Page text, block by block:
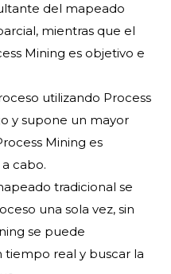
del mapeado
mientras que el
Mining es objetivo e
utilizando Process
y supone un mayor
Mining es
cabo.
tradicional se
una sola vez, sin
se puede
real y buscar la